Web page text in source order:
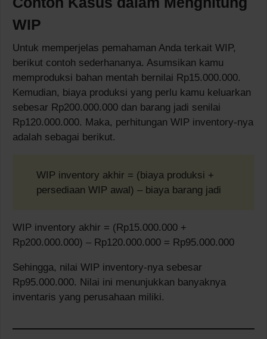
WIP
Untuk memperjelas pemahaman Anda terkait WIP,
berikut contoh sederhananya. Asumsikan kamu
memproduksi bahan mentah bernilai Rp15.000.000.
Kemudian, biaya produksi yang perlu kamu keluarkan
sebesar Rp200.000.000 dan barang jadi senilai
Rp120.000.000. Maka, perhitungan WIP inventory-nya
adalah sebagai berikut.
WIP inventory akhir = (biaya produksi +
persediaan WIP awal) – biaya barang jadi
WIP inventory akhir = (Rp15.000.000 +
Rp200.000.000) – Rp120.000.000 = Rp95.000.000
Sehingga, nilai WIP inventory-nya sebesar
Rp95.000.000. Nilai ini menunjukkan banyaknya
inventaris yang perusahaan miliki.